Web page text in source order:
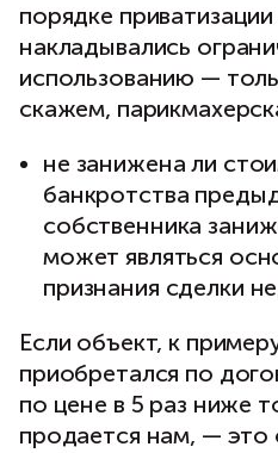
порядке
накладывались
использованию —
скажем,
не занижена ли
банкротства
собственника
может являться
признания сделки
Если объект, к
приобретался по
по цене в 5 раз ниже
продается нам, — это